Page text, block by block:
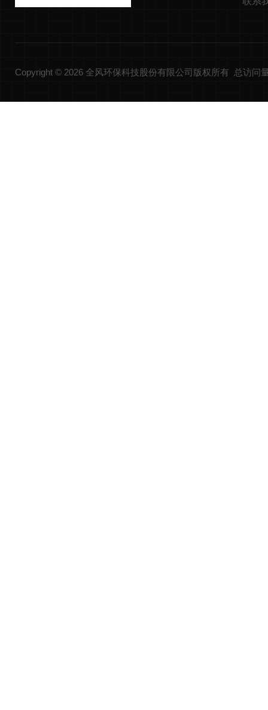
Copyright © 2026 全风环保科技股份有限公司版权所有 总访问